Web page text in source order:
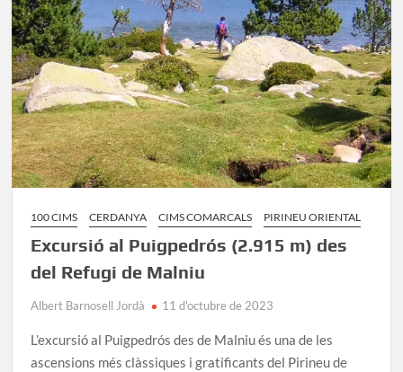
100 CIMS CERDANYA CIMS COMARCALS PIRINEU ORIENTAL
Excursió al Puigpedrós (2.915 m) des
del Refugi de Malniu
Albert Barnosell Jordà 11 d'octubre de 2023
L’excursió al Puigpedrós des de Malniu és una de les
ascensions més clàssiques i gratificants del Pirineu de